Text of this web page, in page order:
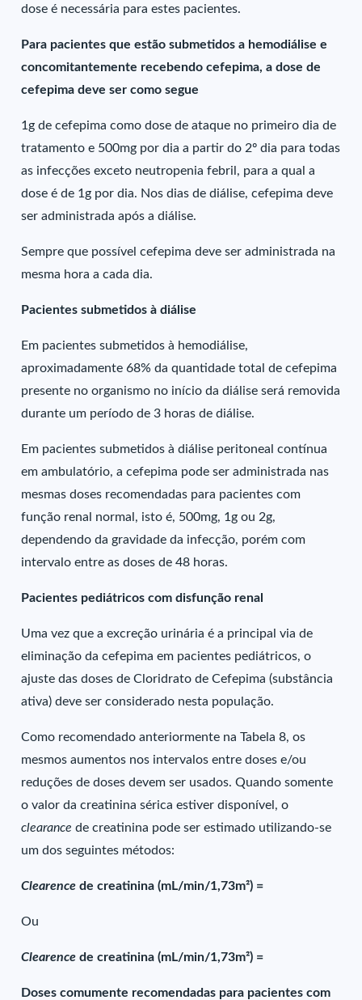
dose é necessária para estes pacientes.
Para pacientes que estão submetidos a hemodiálise e
concomitantemente recebendo cefepima, a dose de
cefepima deve ser como segue
1g de cefepima como dose de ataque no primeiro dia de
tratamento e 500mg por dia a partir do 2º dia para todas
as infecções exceto neutropenia febril, para a qual a
dose é de 1g por dia. Nos dias de diálise, cefepima deve
ser administrada após a diálise.
Sempre que possível cefepima deve ser administrada na
mesma hora a cada dia.
Pacientes submetidos à diálise
Em pacientes submetidos à hemodiálise,
aproximadamente 68% da quantidade total de cefepima
presente no organismo no início da diálise será removida
durante um período de 3 horas de diálise.
Em pacientes submetidos à diálise peritoneal contínua
em ambulatório, a cefepima pode ser administrada nas
mesmas doses recomendadas para pacientes com
função renal normal, isto é, 500mg, 1g ou 2g,
dependendo da gravidade da infecção, porém com
intervalo entre as doses de 48 horas.
Pacientes pediátricos com disfunção renal
Uma vez que a excreção urinária é a principal via de
eliminação da cefepima em pacientes pediátricos, o
ajuste das doses de Cloridrato de Cefepima (substância
ativa) deve ser considerado nesta população.
Como recomendado anteriormente na Tabela 8, os
mesmos aumentos nos intervalos entre doses e/ou
reduções de doses devem ser usados. Quando somente
o valor da creatinina sérica estiver disponível, o
clearancede creatinina pode ser estimado utilizando-se
um dos seguintes métodos:
Clearencede creatinina (mL/min/1,73m²) =
Ou
Clearencede creatinina (mL/min/1,73m²) =
Doses comumente recomendadas para pacientes com